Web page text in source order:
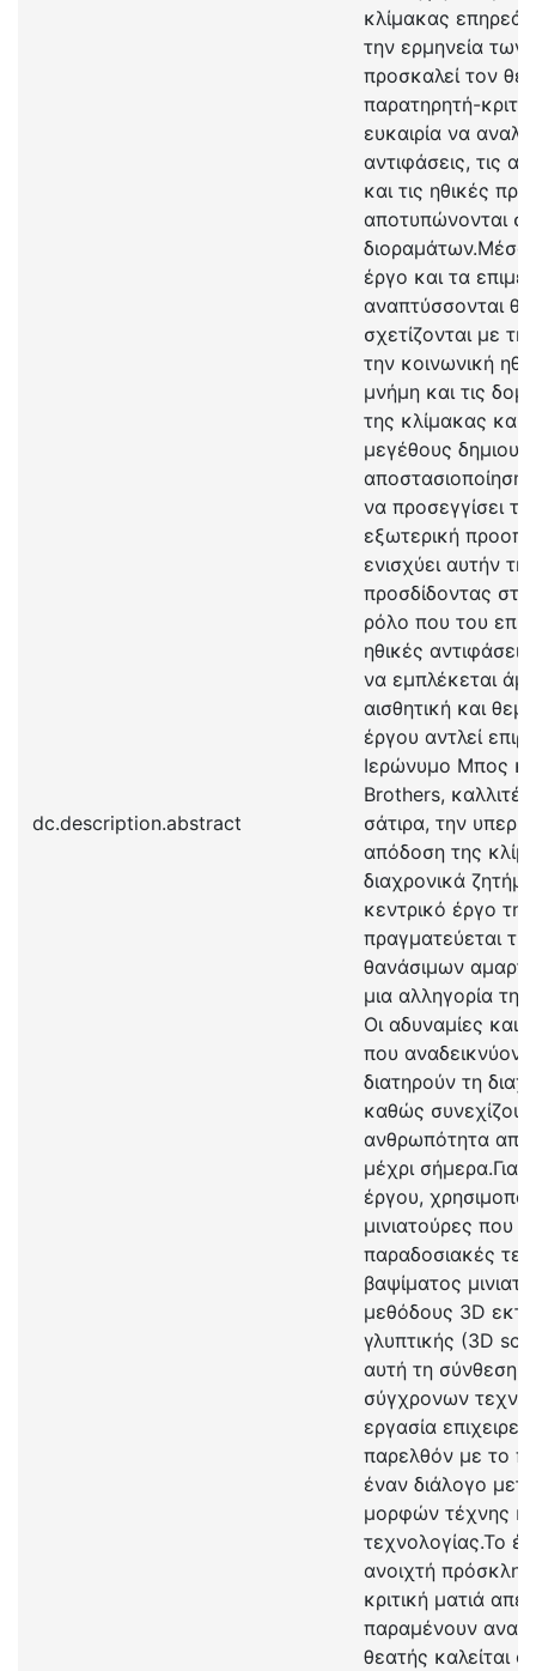
dc.description.abstract
κλίμακας
την ερμηνεία
προσκαλεί τον
παρατηρητή-
ευκαιρία να
αντιφάσεις, τις
και τις ηθικές
αποτυπώνονται
διοραμάτων.Μέσα
έργο και τα
αναπτύσσονται
σχετίζονται με
την κοινωνική
μνήμη και τις
της κλίμακας και
μεγέθους
να προσεγγίσει
εξωτερική
ενισχύει αυτήν
προσδίδοντας
ρόλο που του
ηθικές
να εμπλέκεται
αισθητική και
έργου αντλεί
Ιερώνυμο Μπος
Brothers,
σάτιρα, την
απόδοση της
διαχρονικά
κεντρικό έργο
πραγματεύεται
θανάσιμων
μια αλληγορία
Οι αδυναμίες και
που
διατηρούν τη
καθώς
ανθρωπότητα από
μέχρι σήμερα.Για
έργου,
μινιατούρες που
παραδοσιακές
βαψίματος
μεθόδους 3D
γλυπτικής (3D
αυτή τη σύνθεση
σύγχρονων
εργασία
παρελθόν με το
έναν διάλογο
μορφών τέχνης
τεχνολογίας.Το
ανοιχτή
κριτική ματιά
παραμένουν
θεατής καλείται